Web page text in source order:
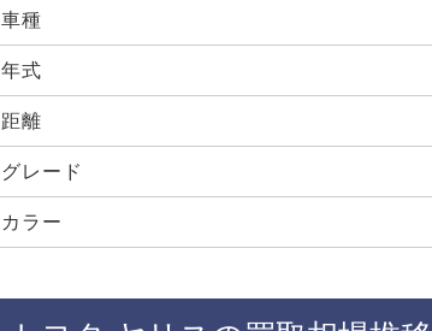
車種
年式
距離
グレード
カラー